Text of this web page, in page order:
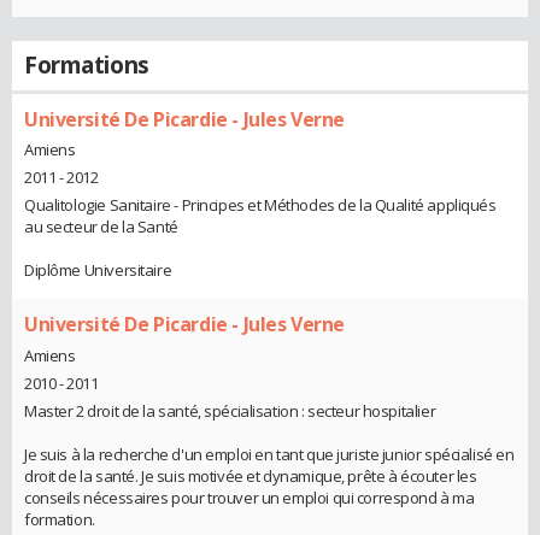
Formations
Université De Picardie - Jules Verne
Amiens
2011 - 2012
Qualitologie Sanitaire - Principes et Méthodes de la Qualité appliqués
au secteur de la Santé
Diplôme Universitaire
Université De Picardie - Jules Verne
Amiens
2010 - 2011
Master 2 droit de la santé, spécialisation : secteur hospitalier
Je suis à la recherche d'un emploi en tant que juriste junior spécialisé en
droit de la santé. Je suis motivée et dynamique, prête à écouter les
conseils nécessaires pour trouver un emploi qui correspond à ma
formation.